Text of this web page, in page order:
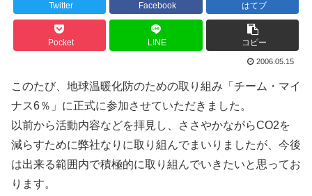
Twitter Facebook はてブ
Pocket LINE コピー
2006.05.15
このたび、地球温暖化防のための取り組み「チーム・マイ
ナス6％」に正式に参加させていただきました。
以前から活動内容などを拝見し、ささやかながらCO2を
減らすために弊社なりに取り組んでまいりましたが、今後
は出来る範囲内で積極的に取り組んでいきたいと思ってお
ります。